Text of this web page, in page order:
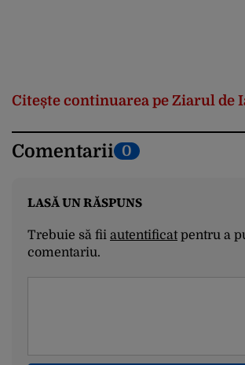
Citește continuarea pe Ziarul de
Comentarii 0
LASĂ UN RĂSPUNS
Trebuie să fii autentificatpentru a
comentariu.